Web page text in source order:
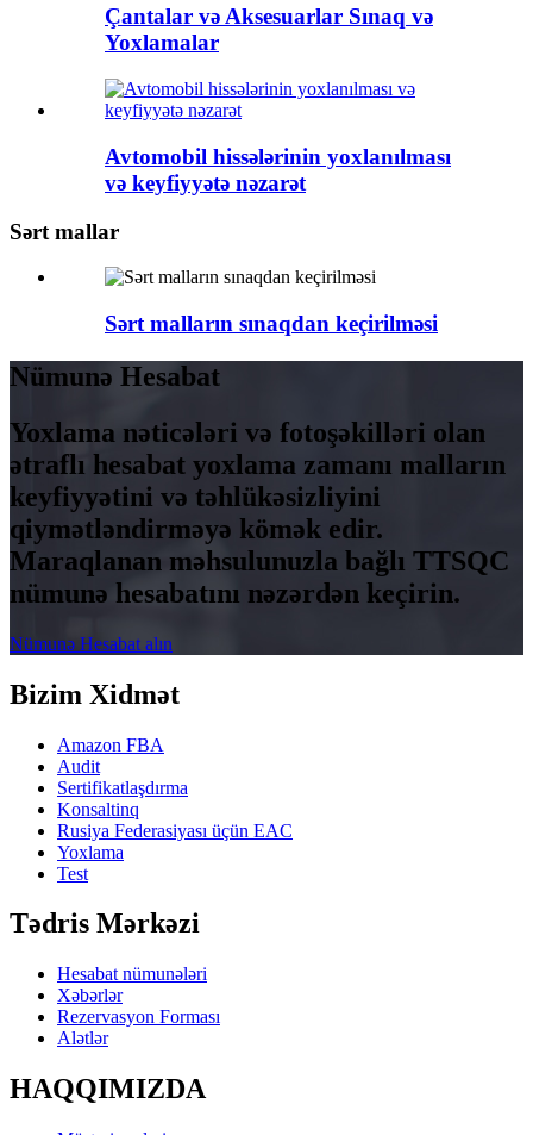
Çantalar və Aksesuarlar Sınaq və
Yoxlamalar
Avtomobil hissələrinin yoxlanılması
və keyfiyyətə nəzarət
Sərt mallar
Sərt malların sınaqdan keçirilməsi
Nümunə Hesabat
Yoxlama nəticələri və fotoşəkilləri olan
ətraflı hesabat yoxlama zamanı malların
keyfiyyətini və təhlükəsizliyini
qiymətləndirməyə kömək edir.
Maraqlanan məhsulunuzla bağlı TTSQC
nümunə hesabatını nəzərdən keçirin.
Nümunə Hesabat alın
Bizim Xidmət
Amazon FBA
Audit
Sertifikatlaşdırma
Konsaltinq
Rusiya Federasiyası üçün EAC
Yoxlama
Test
Tədris Mərkəzi
Hesabat nümunələri
Xəbərlər
Rezervasyon Forması
Alətlər
HAQQIMIZDA